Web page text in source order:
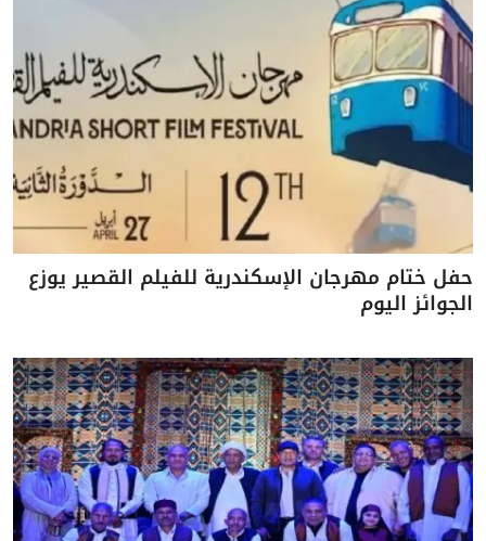
حفل ختام مهرجان الإسكندرية للفيلم القصير يوزع
الجوائز اليوم